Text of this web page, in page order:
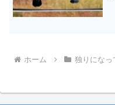
ホーム 独りになっ